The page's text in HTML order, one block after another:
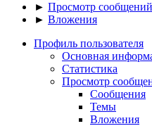
► Просмотр сообщений
► Вложения
Профиль пользователя
Основная
Статистика
Просмотр
Сообщения
Темы
Вложения